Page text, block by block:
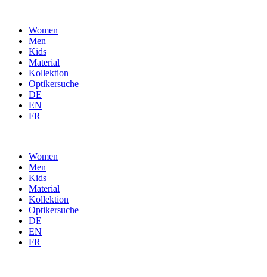
Women
Men
Kids
Material
Kollektion
Optikersuche
DE
EN
FR
Women
Men
Kids
Material
Kollektion
Optikersuche
DE
EN
FR